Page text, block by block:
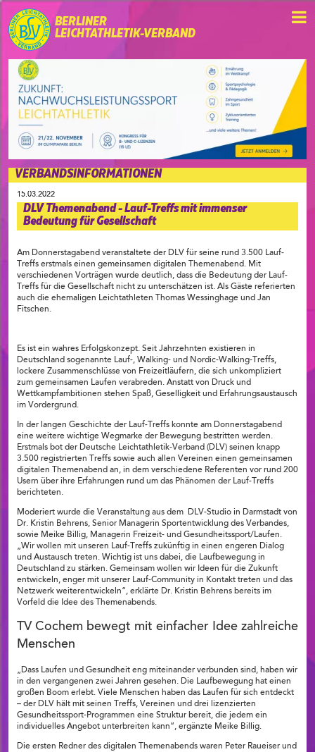
BERLINER
LEICHTATHLETIK-VERBAND
VERBANDSINFORMATIONEN
15.03.2022
DLV Themenabend - Lauf-Treffs mit immenser
Bedeutung für Gesellschaft
Am Donnerstagabend veranstaltete der DLV für seine rund 3.500 Lauf-
Treffs erstmals einen gemeinsamen digitalen Themenabend. Mit
verschiedenen Vorträgen wurde deutlich, dass die Bedeutung der Lauf-
Treffs für die Gesellschaft nicht zu unterschätzen ist. Als Gäste referierten
auch die ehemaligen Leichtathleten Thomas Wessinghage und Jan
Fitschen.
Es ist ein wahres Erfolgskonzept. Seit Jahrzehnten existieren in
Deutschland sogenannte Lauf-, Walking- und Nordic-Walking-Treffs,
lockere Zusammenschlüsse von Freizeitläufern, die sich unkompliziert
zum gemeinsamen Laufen verabreden. Anstatt von Druck und
Wettkampfambitionen stehen Spaß, Geselligkeit und Erfahrungsaustausch
im Vordergrund.
In der langen Geschichte der Lauf-Treffs konnte am Donnerstagabend
eine weitere wichtige Wegmarke der Bewegung bestritten werden.
Erstmals bot der Deutsche Leichtathletik-Verband (DLV) seinen knapp
3.500 registrierten Treffs sowie auch allen Vereinen einen gemeinsamen
digitalen Themenabend an, in dem verschiedene Referenten vor rund 200
Usern über ihre Erfahrungen rund um das Phänomen der Lauf-Treffs
berichteten.
Moderiert wurde die Veranstaltung aus dem DLV-Studio in Darmstadt von
Dr. Kristin Behrens, Senior Managerin Sportentwicklung des Verbandes,
sowie Meike Billig, Managerin Freizeit- und Gesundheitssport/Laufen.
„Wir wollen mit unseren Lauf-Treffs zukünftig in einen engeren Dialog
und Austausch treten. Wichtig ist uns dabei, die Laufbewegung in
Deutschland zu stärken. Gemeinsam wollen wir Ideen für die Zukunft
entwickeln, enger mit unserer Lauf-Community in Kontakt treten und das
Netzwerk weiterentwickeln“, erklärte Dr. Kristin Behrens bereits im
Vorfeld die Idee des Themenabends.
TV Cochem bewegt mit einfacher Idee zahlreiche
Menschen
„Dass Laufen und Gesundheit eng miteinander verbunden sind, haben wir
in den vergangenen zwei Jahren gesehen. Die Laufbewegung hat einen
großen Boom erlebt. Viele Menschen haben das Laufen für sich entdeckt
– der DLV hält mit seinen Treffs, Vereinen und drei lizenzierten
Gesundheitssport-Programmen eine Struktur bereit, die jedem ein
individuelles Angebot unterbreiten kann“, ergänzte Meike Billig.
Die ersten Redner des digitalen Themenabends waren Peter Raueiser und